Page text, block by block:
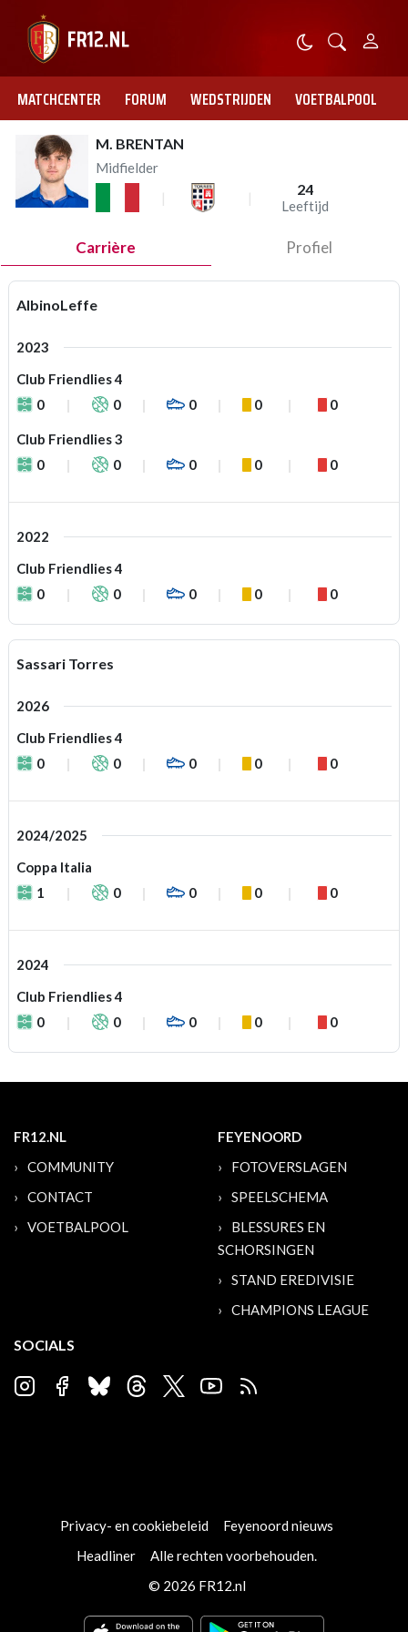
MATCHCENTER FORUM WEDSTRIJDEN VOETBALPOOL
M. BRENTAN
Midfielder
24
Leeftijd
Carrière Profiel
AlbinoLeffe
2023
Club Friendlies 4
0
0 0 0 0
Club Friendlies 3
0
0 0 0 0
2022
Club Friendlies 4
0
0 0 0 0
Sassari Torres
2026
Club Friendlies 4
0
0 0 0 0
2024/2025
Coppa Italia
1
0 0 0 0
2024
Club Friendlies 4
0
0 0 0 0
FR12.NL
COMMUNITY
CONTACT
VOETBALPOOL
FEYENOORD
FOTOVERSLAGEN
SPEELSCHEMA
BLESSURES EN
SCHORSINGEN
STAND EREDIVISIE
CHAMPIONS LEAGUE
SOCIALS
Privacy- en cookiebeleid
Feyenoord nieuws
Headliner
Alle rechten voorbehouden.
© 2026 FR12.nl